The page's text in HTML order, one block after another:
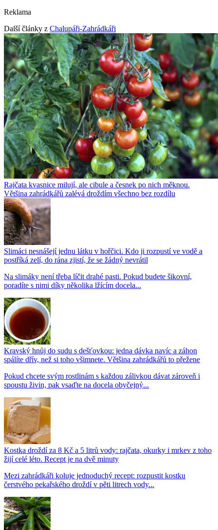
Reklama
Další články z Chalupáři-Zahrádkáři
Rajčata kvasnice milují, ale cibule a česnek po nich měknou.
Většina zahrádkářů zalévá droždím všechno bez rozdílu
Slimáci nesnášejí jednu látku v hořčici. Kdo ji rozpustí ve vodě a
postříká zelí, do rána zjistí, že se žádný nevrátil
Na slimáky není třeba líčit drahé pasti. Pokud budete šikovní,
poradíte s nimi díky několika lžícím docela...
Kravský hnůj do sudu s dešťovkou: jedna dávka navíc a záhon
spálíte dřív, než si toho všimnete. Většina zahrádkářů to přežene
Pokud chcete svým rostlinám s každou zálivkou dávat zároveň i
spoustu živin, pak vsaďte na docela obyčejný...
Kostka droždí za 8 Kč a 5 litrů vody: rajčata, okurky i mrkev z toho
žijí celé léto. Recept je na dvě minuty
Mezi zahrádkáři koluje jednoduchý recept: rozpustit kostku
čerstvého pekařského droždí v pěti litrech vody...